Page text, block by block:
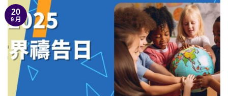
20
9 月